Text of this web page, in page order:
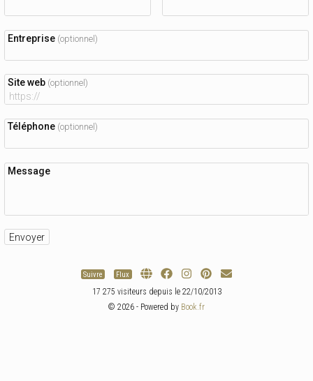
Entreprise (optionnel)
Site web (optionnel)
Téléphone (optionnel)
Message
Suivre Flux
17 275 visiteurs depuis le 22/10/2013
© 2026 - Powered by Book.fr